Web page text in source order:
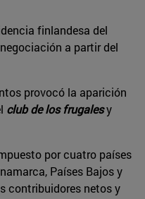
finlandesa del
a partir del
provocó la aparición
club de los frugalesy
por cuatro países
Países Bajos y
contribuidores netos y